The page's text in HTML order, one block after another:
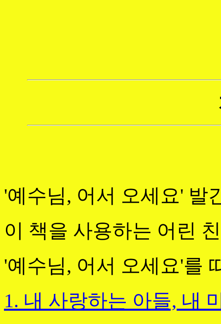
'예수님, 어서 오세요' 발
이 책을 사용하는 어린
'예수님, 어서 오세요'를
1. 내 사랑하는 아들, 내